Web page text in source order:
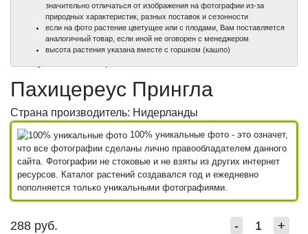
100%
100%
значительно отличаться от изображения на фотографии из-за
природных характеристик, разных поставок и сезонности
если на фото растение цветущее или с плодами, Вам поставляется
аналогичный товар, если иной не оговорен с менеджером
высота растения указана вместе с горшком (кашпо)
Пахицереус Прингла
Страна производитель: Нидерланды
100% уникальные фото - это означет,
что все фотографии сделаны лично правообладателем данного
сайта. Фотографии не стоковые и не взяты из других интернет
ресурсов. Каталог растений создавался год и ежедневно
пополняется только уникальными фотографиями.
288 руб. - +